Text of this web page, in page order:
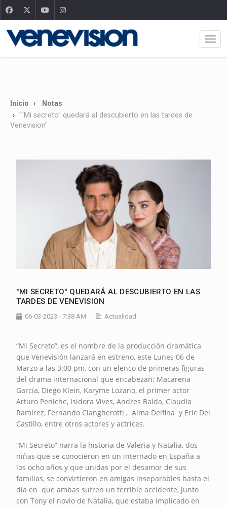
Inicio
Notas
""Mi secreto" quedará al descubierto en las tardes de
Venevision"
"MI SECRETO" QUEDARÁ AL DESCUBIERTO EN LAS
TARDES DE VENEVISION
06-03-2023 - 7:38 AM Actualidad
“Mi Secreto”, es el nombre de la producción dramática
que Venevisión lanzará en estreno, este Lunes 06 de
Marzo a las 3:00 pm, con un elenco de primeras figuras
del drama internacional que encabezan: Macarena
García, Diego Klein, Karyme Lozano, el primer actor
Arturo Peniche, Isidora Vives, Andres Baida, Claudia
Ramírez, Fernando Ciangherotti , Alma Delfina y Eric Del
Castillo, entre otros actores y actrices.
“Mi Secreto” narra la historia de Valeria y Natalia, dos
niñas que se conocieron en un internado en España a
los ocho años y que unidas por el desamor de sus
familias, se convirtieron en amigas inseparables hasta el
día en que ambas sufren un terrible accidente, junto
con Tony el novio de Natalia, que estaba implicado en